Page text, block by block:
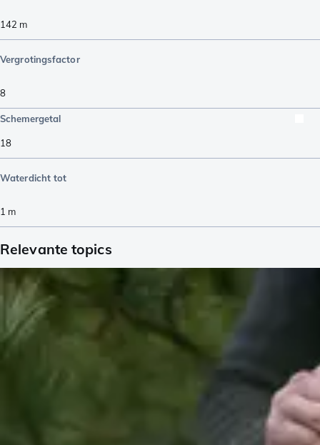
142 m
Vergrotingsfactor
8
Schemergetal
18
Waterdicht tot
1 m
Relevante topics